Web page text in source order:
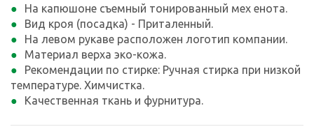
На капюшоне съемный тонированный мех енота.
Вид кроя (посадка) - Приталенный.
На левом рукаве расположен логотип компании.
Материал верха эко-кожа.
Рекомендации по стирке: Ручная стирка при низкой
температуре. Химчистка.
Качественная ткань и фурнитура.